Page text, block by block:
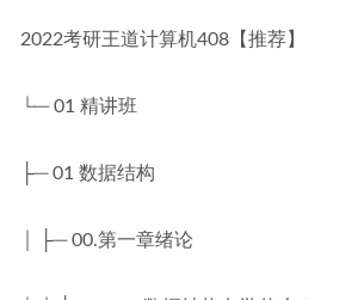
2022考研王道计算机408【推荐】
└─ 01 精讲班
├─ 01 数据结构
│ ├─ 00.第一章绪论